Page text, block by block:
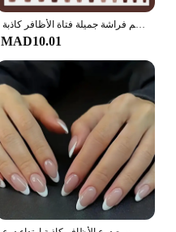
الوردة المجمدة يمكن ارتداؤها بالضغط الوردي على نصائح الأظافر وهمية مع الغراء الأظافر كاذبة تصميم فراشة جميلة فتاة الأظافر كاذبة
MAD10.01